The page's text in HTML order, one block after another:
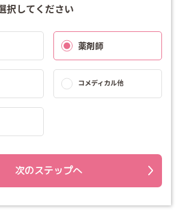
択してください
薬剤師
コメディカル他
次のステップへ